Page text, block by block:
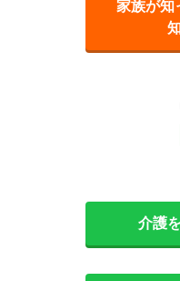
家族が知
介護